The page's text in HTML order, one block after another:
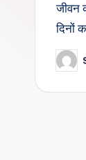
जीवन
दिनों
by